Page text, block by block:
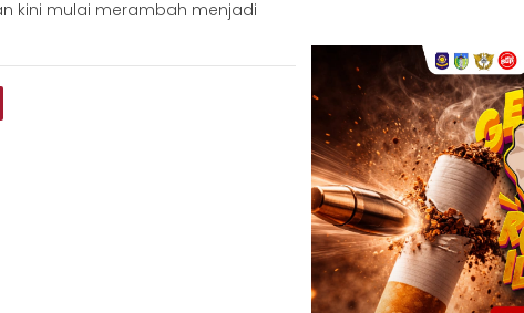
kini mulai merambah menjadi